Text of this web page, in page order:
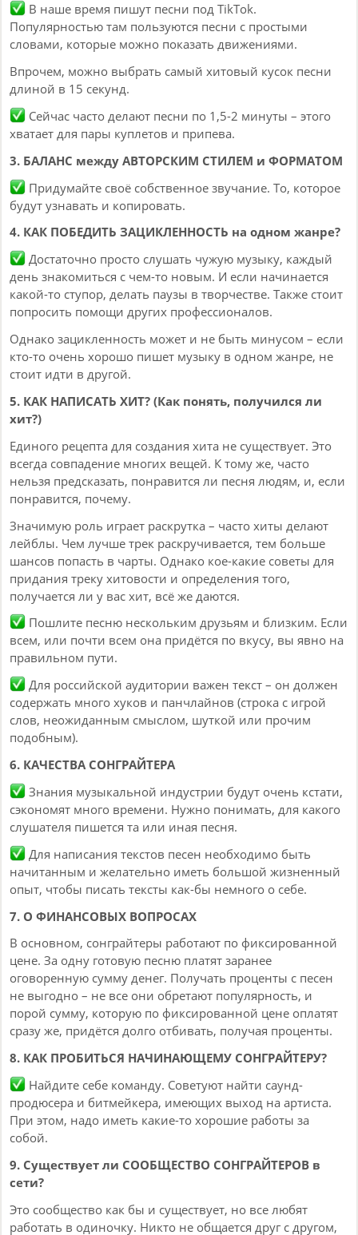
В наше время пишут песни под TikTok.
Популярностью там пользуются песни с простыми
словами, которые можно показать движениями.
Впрочем, можно выбрать самый хитовый кусок песни
длиной в 15 секунд.
Сейчас часто делают песни по 1,5-2 минуты – этого
хватает для пары куплетов и припева.
3. БАЛАНС между АВТОРСКИМ СТИЛЕМ и ФОРМАТОМ
Придумайте своё собственное звучание. То, которое
будут узнавать и копировать.
4. КАК ПОБЕДИТЬ ЗАЦИКЛЕННОСТЬ на одном жанре?
Достаточно просто слушать чужую музыку, каждый
день знакомиться с чем-то новым. И если начинается
какой-то ступор, делать паузы в творчестве. Также стоит
попросить помощи других профессионалов.
Однако зацикленность может и не быть минусом – если
кто-то очень хорошо пишет музыку в одном жанре, не
стоит идти в другой.
5. КАК НАПИСАТЬ ХИТ? (Как понять, получился ли
хит?)
Единого рецепта для создания хита не существует. Это
всегда совпадение многих вещей. К тому же, часто
нельзя предсказать, понравится ли песня людям, и, если
понравится, почему.
Значимую роль играет раскрутка – часто хиты делают
лейблы. Чем лучше трек раскручивается, тем больше
шансов попасть в чарты. Однако кое-какие советы для
придания треку хитовости и определения того,
получается ли у вас хит, всё же даются.
Пошлите песню нескольким друзьям и близким. Если
всем, или почти всем она придётся по вкусу, вы явно на
правильном пути.
Для российской аудитории важен текст – он должен
содержать много хуков и панчлайнов (строка с игрой
слов, неожиданным смыслом, шуткой или прочим
подобным).
6. КАЧЕСТВА СОНГРАЙТЕРА
Знания музыкальной индустрии будут очень кстати,
сэкономят много времени. Нужно понимать, для какого
слушателя пишется та или иная песня.
Для написания текстов песен необходимо быть
начитанным и желательно иметь большой жизненный
опыт, чтобы писать тексты как-бы немного о себе.
7. О ФИНАНСОВЫХ ВОПРОСАХ
В основном, сонграйтеры работают по фиксированной
цене. За одну готовую песню платят заранее
оговоренную сумму денег. Получать проценты с песен
не выгодно – не все они обретают популярность, и
порой сумму, которую по фиксированной цене оплатят
сразу же, придётся долго отбивать, получая проценты.
8. КАК ПРОБИТЬСЯ НАЧИНАЮЩЕМУ СОНГРАЙТЕРУ?
Найдите себе команду. Советуют найти саунд-
продюсера и битмейкера, имеющих выход на артиста.
При этом, надо иметь какие-то хорошие работы за
собой.
9. Существует ли СООБЩЕСТВО СОНГРАЙТЕРОВ в
сети?
Это сообщество как бы и существует, но все любят
работать в одиночку. Никто не общается друг с другом,